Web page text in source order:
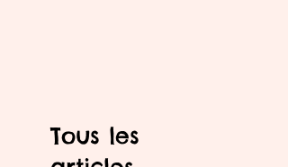
Tous les